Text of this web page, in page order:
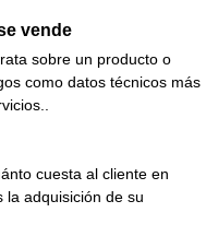
vende
sobre un producto o
como datos técnicos más
cuesta al cliente en
la adquisición de su